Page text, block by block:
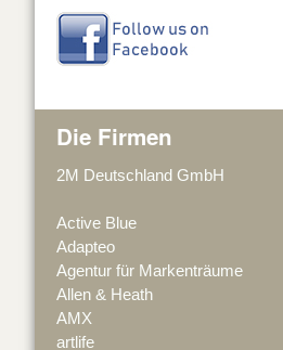
Die Firmen
2M Deutschland GmbH
Active Blue
Adapteo
Agentur für Markenträume
Allen & Heath
AMX
artlife